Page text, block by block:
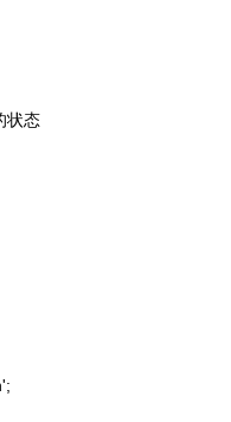
状态